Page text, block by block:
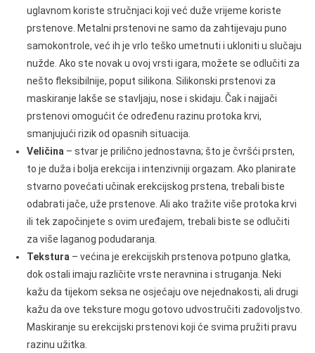
uglavnom koriste stručnjaci koji već duže vrijeme koriste
prstenove. Metalni prstenovi ne samo da zahtijevaju puno
samokontrole, već ih je vrlo teško umetnuti i ukloniti u slučaju
nužde. Ako ste novak u ovoj vrsti igara, možete se odlučiti za
nešto fleksibilnije, poput silikona. Silikonski prstenovi za
maskiranje lakše se stavljaju, nose i skidaju. Čak i najjači
prstenovi omogućit će određenu razinu protoka krvi,
smanjujući rizik od opasnih situacija.
Veličina – stvar je prilično jednostavna; što je čvršći prsten,
to je duža i bolja erekcija i intenzivniji orgazam. Ako planirate
stvarno povećati učinak erekcijskog prstena, trebali biste
odabrati jače, uže prstenove. Ali ako tražite više protoka krvi
ili tek započinjete s ovim uređajem, trebali biste se odlučiti
za više laganog podudaranja.
Tekstura – većina je erekcijskih prstenova potpuno glatka,
dok ostali imaju različite vrste neravnina i struganja. Neki
kažu da tijekom seksa ne osjećaju ove nejednakosti, ali drugi
kažu da ove teksture mogu gotovo udvostručiti zadovoljstvo.
Maskiranje su erekcijski prstenovi koji će svima pružiti pravu
razinu užitka.